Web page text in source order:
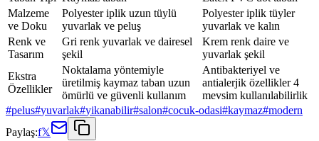
Malzeme
ve Doku
Polyester iplik uzun tüylü
yuvarlak ve peluş
Polyester iplik tüyler
yuvarlak ve kalın
Renk ve
Tasarım
Gri renk yuvarlak ve dairesel
şekil
Krem renk daire ve
yuvarlak şekil
Ekstra
Özellikler
Noktalama yöntemiyle
üretilmiş kaymaz taban uzun
ömürlü ve güvenli kullanım
Antibakteriyel ve
antialerjik özellikler 4
mevsim kullanılabilirlik
#pelus#yuvarlak#yikanabilir#salon#cocuk-odasi#kaymaz#modern
Paylaş:f𝕏